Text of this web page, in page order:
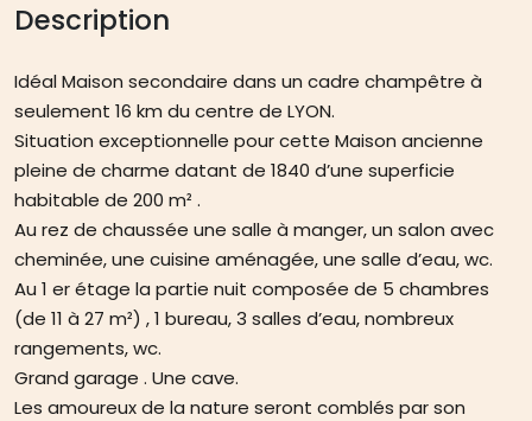
Description
Idéal Maison secondaire dans un cadre champêtre à
seulement 16 km du centre de LYON.
Situation exceptionnelle pour cette Maison ancienne
pleine de charme datant de 1840 d’une superficie
habitable de 200 m² .
Au rez de chaussée une salle à manger, un salon avec
cheminée, une cuisine aménagée, une salle d’eau, wc.
Au 1 er étage la partie nuit composée de 5 chambres
(de 11 à 27 m²) , 1 bureau, 3 salles d’eau, nombreux
rangements, wc.
Grand garage . Une cave.
Les amoureux de la nature seront comblés par son